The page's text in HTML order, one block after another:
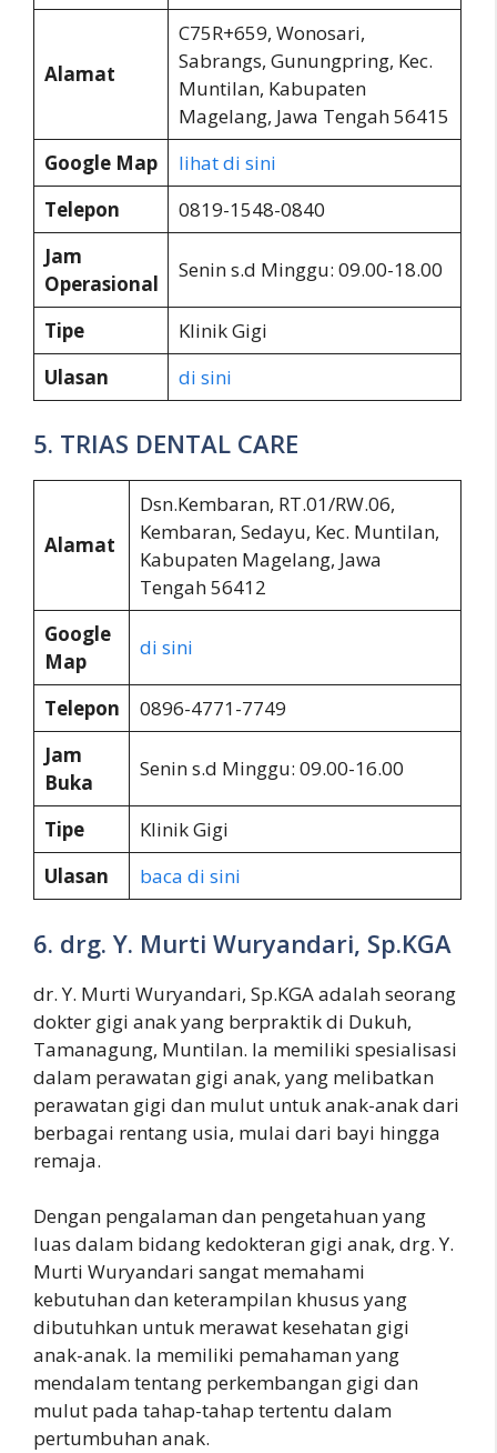
Alamat
C75R+659, Wonosari,
Sabrangs, Gunungpring, Kec.
Muntilan, Kabupaten
Magelang, Jawa Tengah 56415
Google Map
lihat di sini
Telepon
0819-1548-0840
Jam
Operasional
Senin s.d Minggu: 09.00-18.00
Tipe
Klinik Gigi
Ulasan
di sini
5. TRIAS DENTAL CARE
Alamat
Dsn.Kembaran, RT.01/RW.06,
Kembaran, Sedayu, Kec. Muntilan,
Kabupaten Magelang, Jawa
Tengah 56412
Google
Map
di sini
Telepon
0896-4771-7749
Jam
Buka
Senin s.d Minggu: 09.00-16.00
Tipe
Klinik Gigi
Ulasan
baca di sini
6. drg. Y. Murti Wuryandari, Sp.KGA
dr. Y. Murti Wuryandari, Sp.KGA adalah seorang
dokter gigi anak yang berpraktik di Dukuh,
Tamanagung, Muntilan. Ia memiliki spesialisasi
dalam perawatan gigi anak, yang melibatkan
perawatan gigi dan mulut untuk anak-anak dari
berbagai rentang usia, mulai dari bayi hingga
remaja.
Dengan pengalaman dan pengetahuan yang
luas dalam bidang kedokteran gigi anak, drg. Y.
Murti Wuryandari sangat memahami
kebutuhan dan keterampilan khusus yang
dibutuhkan untuk merawat kesehatan gigi
anak-anak. Ia memiliki pemahaman yang
mendalam tentang perkembangan gigi dan
mulut pada tahap-tahap tertentu dalam
pertumbuhan anak.